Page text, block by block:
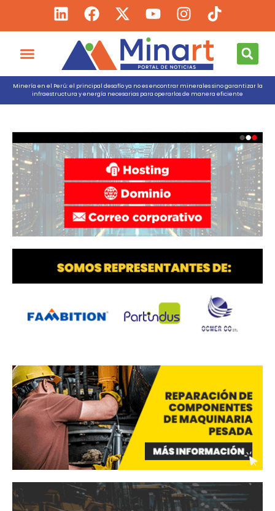
Minería en el Perú: el principal desafío ya no es encontrar minerales sino garantizar la
infraestructura y energía necesarias para operarlos de manera eficiente